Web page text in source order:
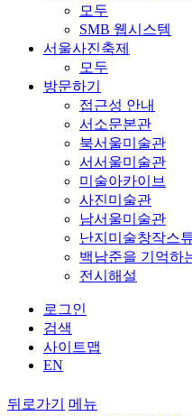
모두
SMB 웹시스템
서울사진축제
모두
방문하기
접근성 안내
서소문본관
북서울미술관
서서울미술관
미술아카이브
사진미술관
남서울미술관
난지미술창작스
백남준을 기억하
전시해설
로그인
검색
사이트맵
EN
뒤로가기
메뉴